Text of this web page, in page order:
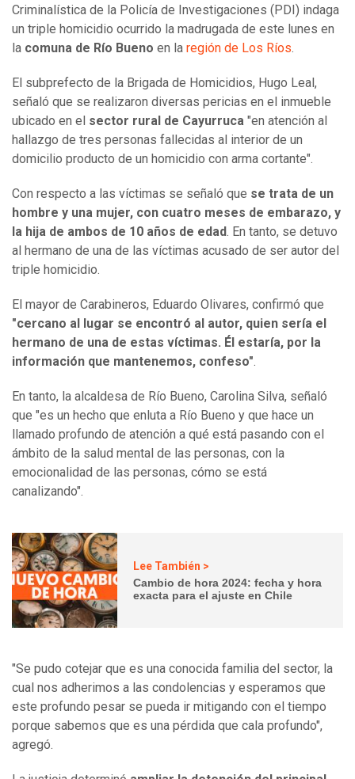
Criminalística de la Policía de Investigaciones (PDI) indaga
un triple homicidio ocurrido la madrugada de este lunes en
la comuna de Río Bueno en la región de Los Ríos.
El subprefecto de la Brigada de Homicidios, Hugo Leal,
señaló que se realizaron diversas pericias en el inmueble
ubicado en el sector rural de Cayurruca "en atención al
hallazgo de tres personas fallecidas al interior de un
domicilio producto de un homicidio con arma cortante".
Con respecto a las víctimas se señaló que se trata de un
hombre y una mujer, con cuatro meses de embarazo, y
la hija de ambos de 10 años de edad. En tanto, se detuvo
al hermano de una de las víctimas acusado de ser autor del
triple homicidio.
El mayor de Carabineros, Eduardo Olivares, confirmó que
"cercano al lugar se encontró al autor, quien sería el
hermano de una de estas víctimas. Él estaría, por la
información que mantenemos, confeso".
En tanto, la alcaldesa de Río Bueno, Carolina Silva, señaló
que "es un hecho que enluta a Río Bueno y que hace un
llamado profundo de atención a qué está pasando con el
ámbito de la salud mental de las personas, con la
emocionalidad de las personas, cómo se está
canalizando".
Lee También >
Cambio de hora 2024: fecha y hora
exacta para el ajuste en Chile
"Se pudo cotejar que es una conocida familia del sector, la
cual nos adherimos a las condolencias y esperamos que
este profundo pesar se pueda ir mitigando con el tiempo
porque sabemos que es una pérdida que cala profundo",
agregó.